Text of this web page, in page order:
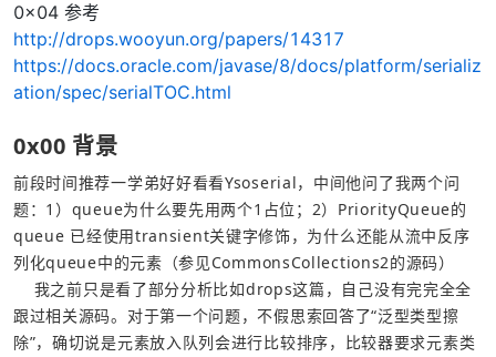
0x04 参考
http://drops.wooyun.org/papers/14317
https://docs.oracle.com/javase/8/docs/platform/serializ
ation/spec/serialTOC.html
0x00 背景
前段时间推荐一学弟好好看看Ysoserial，中间他问了我两个问
题：1）queue为什么要先用两个1占位；2）PriorityQueue的
queue 已经使用transient关键字修饰，为什么还能从流中反序
    我之前只是看了部分分析比如drops
这篇 ，自己没有完完全全
跟过相关源码。对于第一个问题，不假思索回答了“泛型类型擦
除”，确切说是元素放入队列会进行比较排序，比较器要求元素类